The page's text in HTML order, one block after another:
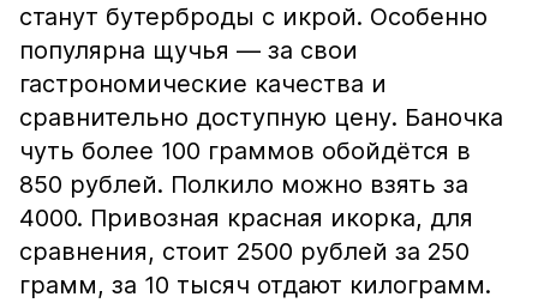
станут бутерброды с икрой. Особенно
популярна щучья — за свои
гастрономические качества и
сравнительно доступную цену. Баночка
чуть более 100 граммов обойдётся в
850 рублей. Полкило можно взять за
4000. Привозная красная икорка, для
сравнения, стоит 2500 рублей за 250
грамм, за 10 тысяч отдают килограмм.